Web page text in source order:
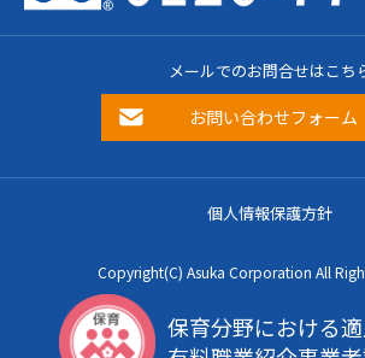
メールでのお問合せはこち
お問い合わせフォーム
個人情報保護方針
Copyright(C) Asuka Corporation All
保育分野における